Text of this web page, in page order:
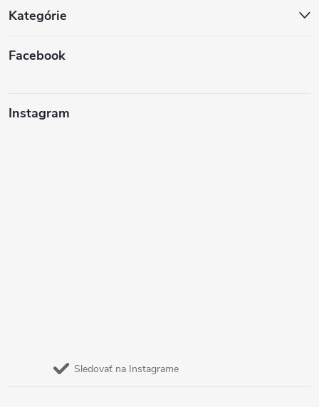
Kategórie
Facebook
Instagram
Sledovať na Instagrame